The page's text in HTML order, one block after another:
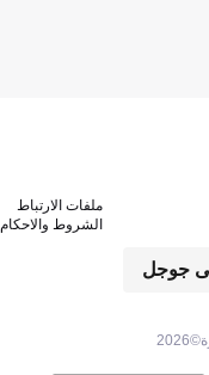
2026
ملفات الارتباط
الشروط والاحكام